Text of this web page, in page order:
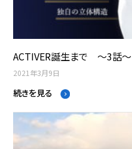
ACTIVER誕生まで ～3話～
2021年3月9日
続きを見る